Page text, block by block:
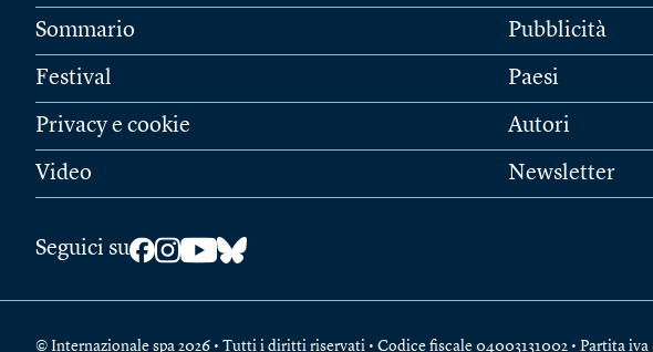
Sommario
Festival
Privacy e cookie
Video
Pubblicità
Paesi
Autori
Newsletter
Seguici su
© Internazionale spa 2026 • Tutti i diritti riservati • Codice fiscale 04003131002 • Partita